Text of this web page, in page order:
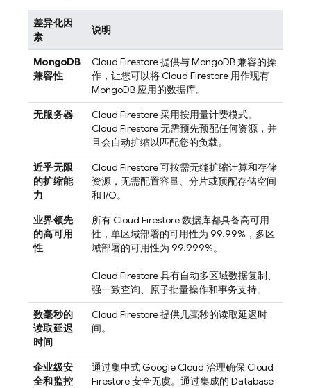
差异化因
素
说明
MongoDB
兼容性
Cloud Firestore提供与 MongoDB 兼容的操
作，让您可以将Cloud Firestore 用作现有
MongoDB 应用的数据库。
无服务器
Cloud Firestore采用按用量计费模式。
Cloud Firestore无需预先预配任何资源，并
且会自动扩缩以匹配您的负载。
近乎无限
的扩缩能
力
Cloud Firestore可按需无缝扩缩计算和存储
资源，无需配置容量、分片或预配存储空间
和 I/O。
业界领先
的高可用
性
所有Cloud Firestore数据库都具备高可用
性，单区域部署的可用性为 99.99%，多区
域部署的可用性为 99.999%。
Cloud Firestore具有自动多区域数据复制、
强一致查询、原子批量操作和事务支持。
数毫秒的
读取延迟
时间
Cloud Firestore提供几毫秒的读取延迟时
间。
企业级安
全和监控
通过集中式Google Cloud 治理确保Cloud
Firestore安全无虞。通过集成的 Database